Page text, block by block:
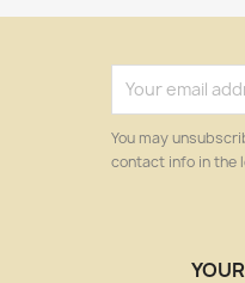
You may
contact info in the